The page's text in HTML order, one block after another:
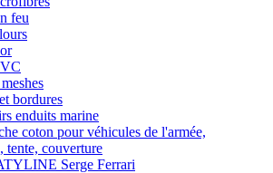
feu
bordures
enduits marine
coton pour véhicules de l'armée,
tente, couverture
Serge Ferrari